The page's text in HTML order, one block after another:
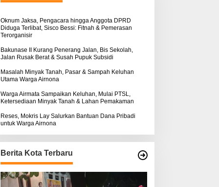
u
:Oknum Jaksa, Pengacara hingga Anggota DPRD
Diduga Terlibat, Sisco Bessi: Fitnah & Pemerasan
Terorganisir
Bakunase II Kurang Penerang Jalan, Bis Sekolah,
Jalan Rusak Berat & Susah Pupuk Subsidi
Masalah Minyak Tanah, Pasar & Sampah Keluhan
Utama Warga Airnona
Warga Airmata Sampaikan Keluhan, Mulai PTSL,
Ketersediaan Minyak Tanah & Lahan Pemakaman
Reses, Mokris Lay Salurkan Bantuan Dana Pribadi
untuk Warga Airnona
Berita Kota Terbaru